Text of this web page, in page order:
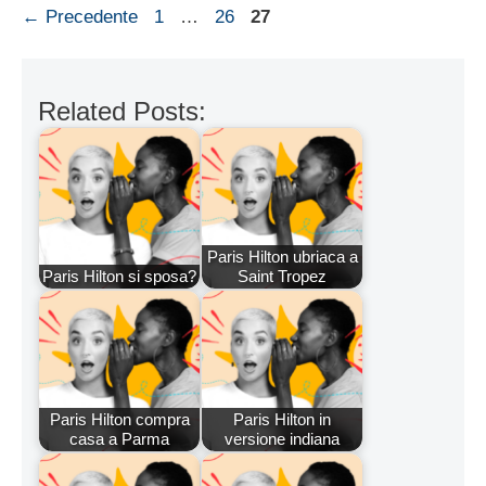
← Precedente Pagina
1 … Pagina
26 Pagina
27
Related Posts:
Paris Hilton si sposa?
Paris Hilton ubriaca a
Saint Tropez
Paris Hilton compra
casa a Parma
Paris Hilton in
versione indiana